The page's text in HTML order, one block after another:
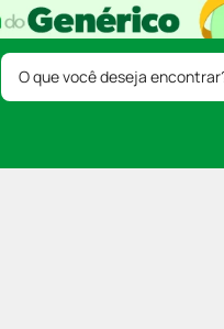
O que você deseja